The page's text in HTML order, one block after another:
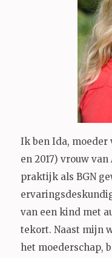
Ik ben Ida, moeder
en 2017) vrouw
praktijk als BGN
van een kind met
tekort. Naast mijn
het moederschap,